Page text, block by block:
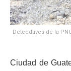
Detecdtives de la
Ciudad de